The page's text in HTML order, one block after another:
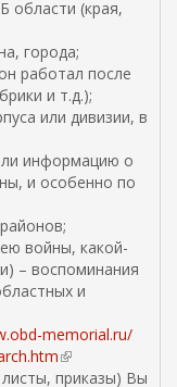
области (края,
города;
работал после
и т.д.);
или дивизии, в
информацию о
и особенно по
войны, какой-
– воспоминания
и
memorial.ru/
(
в
приказы) Вы